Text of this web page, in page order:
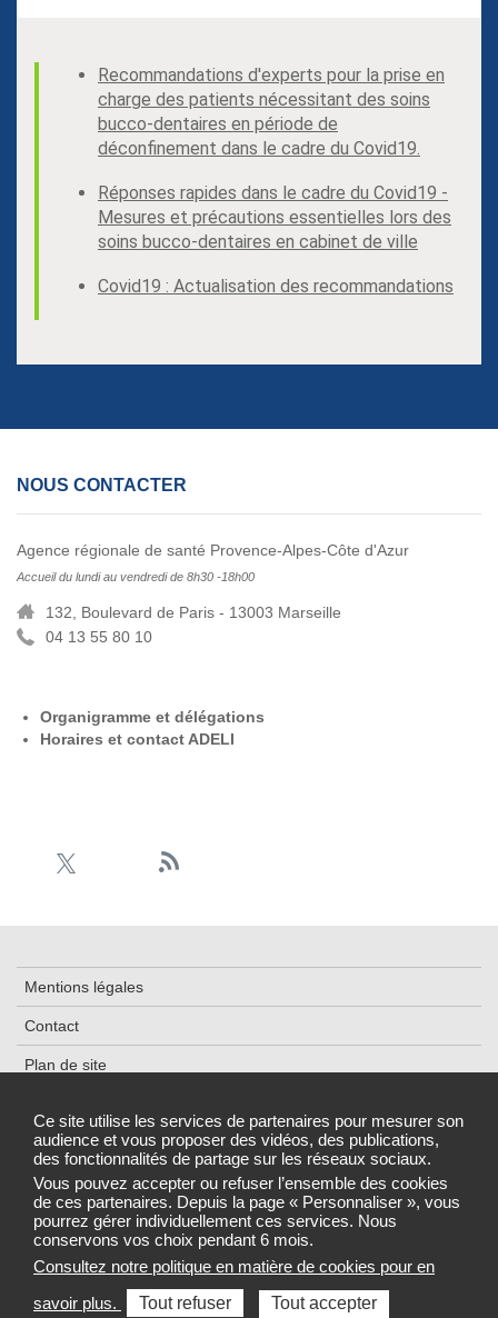
Ce site utilise les services de partenaires pour mesurer son
audience et vous proposer des vidéos, des publications,
des fonctionnalités de partage sur les réseaux sociaux.
Vous pouvez accepter ou refuser l’ensemble des cookies
de ces partenaires. Depuis la page « Personnaliser », vous
pourrez gérer individuellement ces services. Nous
conservons vos choix pendant 6 mois.
Consultez notre politique en matière de cookies pour en
savoir plus.
Tout refuser Tout accepter
Recommandations d'experts pour la prise en
charge des patients nécessitant des soins
bucco-dentaires en période de
déconfinement dans le cadre du Covid19.
Réponses rapides dans le cadre du Covid19 -
Mesures et précautions essentielles lors des
soins bucco-dentaires en cabinet de ville
Covid19 : Actualisation des recommandations
NOUS CONTACTER
Agence régionale de santé Provence-Alpes-Côte d'Azur
Accueil du lundi au vendredi de 8h30 -18h00
132, Boulevard de Paris - 13003 Marseille
04 13 55 80 10
Organigramme et délégations
Horaires et contact ADELI
Mentions légales
Contact
Plan de site
Accessibilité : partiellement conforme
Gestion des cookies
Sélectionnez une région pour accéder au site de votre Agence